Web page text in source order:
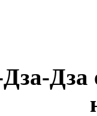
Дза